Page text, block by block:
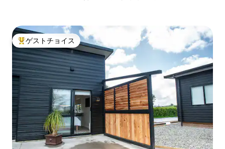
大好評のゲストチョイスです。
ゲストチョイス